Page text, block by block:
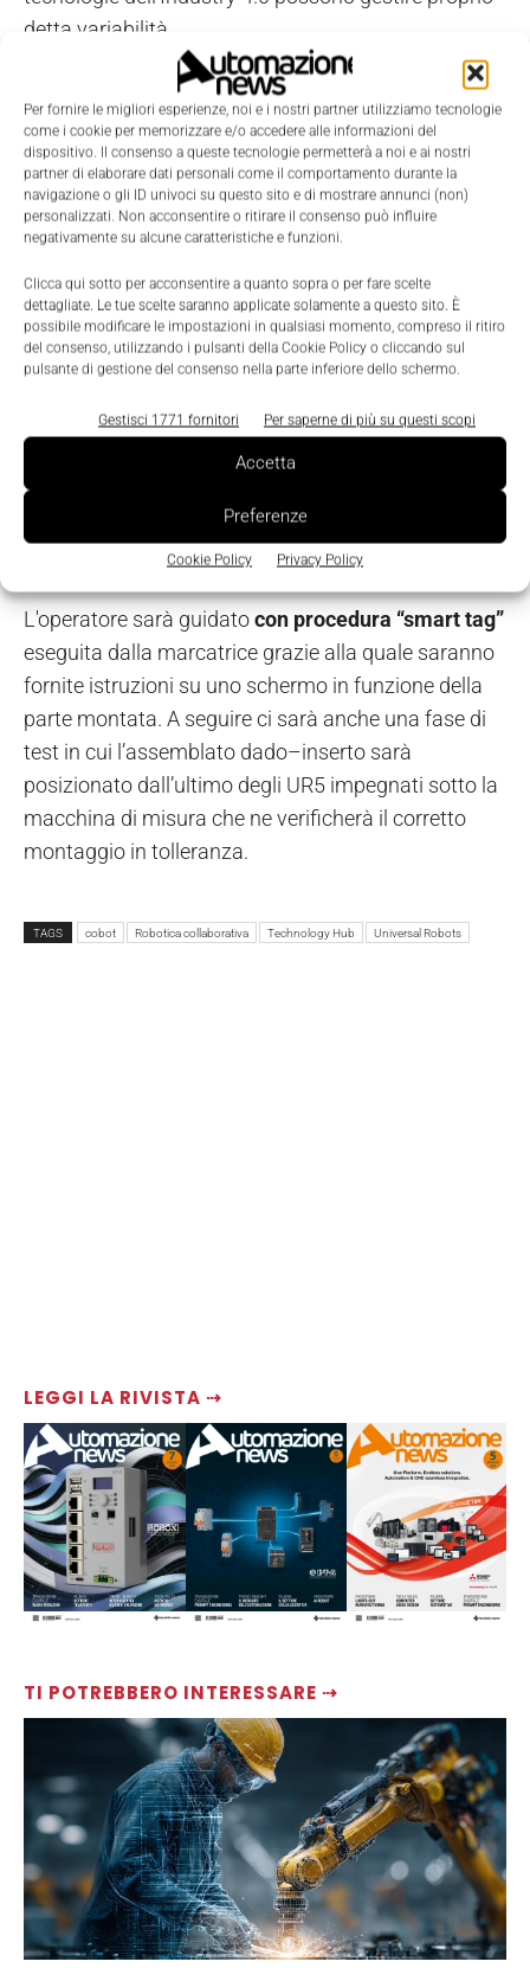
Per fornire le migliori esperienze, noi e i nostri partner utilizziamo tecnologie
come i cookie per memorizzare e/o accedere alle informazioni del
dispositivo. Il consenso a queste tecnologie permetterà a noi e ai nostri
partner di elaborare dati personali come il comportamento durante la
navigazione o gli ID univoci su questo sito e di mostrare annunci (non)
personalizzati. Non acconsentire o ritirare il consenso può influire
negativamente su alcune caratteristiche e funzioni.
Clicca qui sotto per acconsentire a quanto sopra o per fare scelte
dettagliate. Le tue scelte saranno applicate solamente a questo sito. È
possibile modificare le impostazioni in qualsiasi momento, compreso il ritiro
del consenso, utilizzando i pulsanti della Cookie Policy o cliccando sul
pulsante di gestione del consenso nella parte inferiore dello schermo.
Gestisci 1771 fornitori Per saperne di più su questi scopi
Accetta
Preferenze
Cookie Policy Privacy Policy
LEGGI LA RIVISTA ⇢
TI POTREBBERO INTERESSARE ⇢
detta variabilità.
A livello di ciclo di lavoro saranno
impegnati, a cui si aggiunge il supporto di un
MIR – Mobile Industrial Robots. Il primo cobot
preleverà l’inserto stampato 3D e lo porterà sotto un
sistema di marcatura laser tenendolo in pinza. La
informazioni all’operatore su come fare la verifica di
montaggio e l’imballaggio.
posizionare gli inserti in un contenitore presente
sull’AGV MIR che li condurrà alla stazione
successiva in cui l’operatore monterà la parte
stampata 3D all’interno del dado stoccato su un
L'operatore sarà guidatocon procedura “smart tag”
eseguita dalla marcatrice grazie alla quale saranno
fornite istruzioni su uno schermo in funzione della
parte montata. A seguire ci sarà anche una fase di
test in cui l’assemblato dado–inserto sarà
posizionato dall’ultimo degli UR5 impegnati sotto la
macchina di misura che ne verificherà il corretto
montaggio in tolleranza.
TAGS cobot Robotica collaborativa Technology Hub Universal Robots